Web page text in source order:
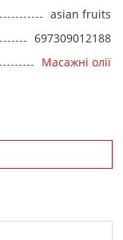
asian fruits
697309012188
Масажні олії